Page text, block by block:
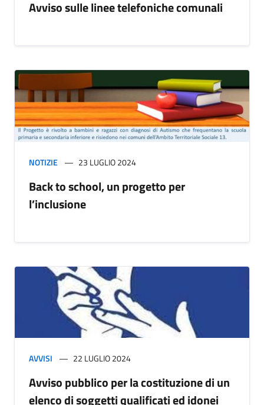
Avviso sulle linee telefoniche comunali
NOTIZIE 23 LUGLIO 2024
Back to school, un progetto per
l’inclusione
AVVISI 22 LUGLIO 2024
Avviso pubblico per la costituzione di un
elenco di soggetti qualificati ed idonei